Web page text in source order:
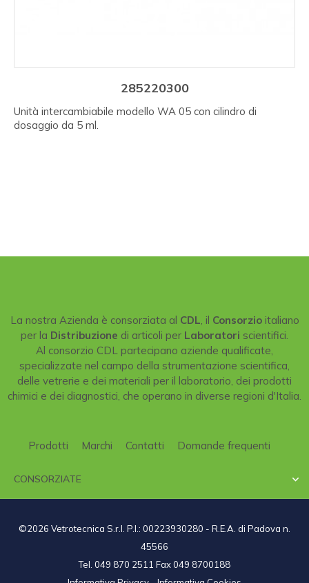
285220300
Unità intercambiabile modello WA 05 con cilindro di
dosaggio da 5 ml.
La nostra Azienda è consorziata al CDL , il Consorzioitaliano
per la Distribuzione di articoli per Laboratori scientifici.
Al consorzio CDL partecipano aziende qualificate,
specializzate nel campo della strumentazione scientifica,
delle vetrerie e dei materiali per il laboratorio, dei prodotti
chimici e dei diagnostici, che operano in diverse regioni d'Italia.
Prodotti Marchi Contatti Domande frequenti
CONSORZIATE 
©2026 Vetrotecnica S.r.l. P.I.: 00223930280 - R.E.A. di Padova n.
45566
Tel. 049 870 2511 Fax 049 8700188